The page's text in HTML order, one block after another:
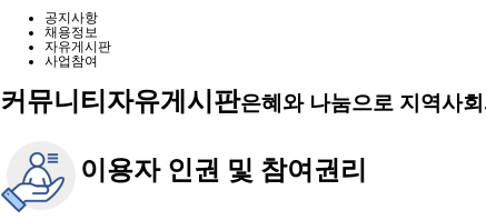
공지사항
채용정보
자유게시판
사업참여
커뮤니티 자유게시판은혜와 나눔으로 지역사
이용자 인권 및 참여권리